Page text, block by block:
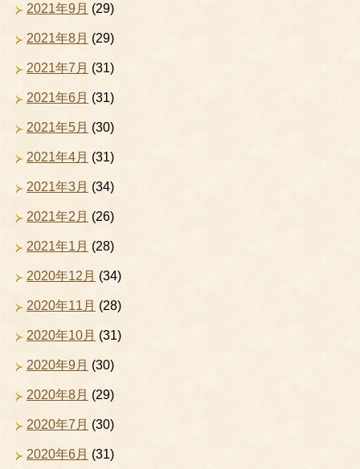
2021年9月 (29)
2021年8月 (29)
2021年7月 (31)
2021年6月 (31)
2021年5月 (30)
2021年4月 (31)
2021年3月 (34)
2021年2月 (26)
2021年1月 (28)
2020年12月 (34)
2020年11月 (28)
2020年10月 (31)
2020年9月 (30)
2020年8月 (29)
2020年7月 (30)
2020年6月 (31)